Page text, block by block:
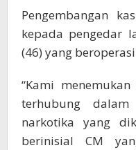
Pengembangan
kepada pengedar
(46) yang
“Kami
terhubung
narkotika yang
berinisial CM